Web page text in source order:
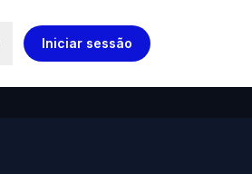
Iniciar sessão